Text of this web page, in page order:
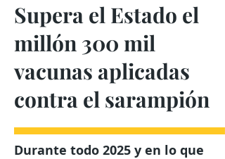
Supera el Estado el
millón 300 mil
vacunas aplicadas
contra el sarampión
Durante todo 2025 y en lo que